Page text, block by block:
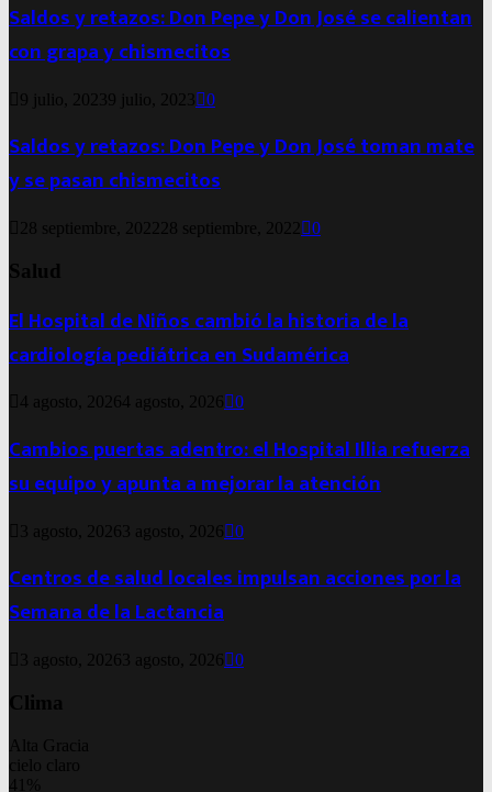
Saldos y retazos: Don Pepe y Don José se calientan
con grapa y chismecitos
9 julio, 20239 julio, 2023 0
Saldos y retazos: Don Pepe y Don José toman mate
y se pasan chismecitos
28 septiembre, 2022 28 septiembre, 2022 0
Salud
El Hospital de Niños cambió la historia de la
cardiología pediátrica en Sudamérica
4 agosto, 20264 agosto, 2026 0
Cambios puertas adentro: el Hospital Illia refuerza
su equipo y apunta a mejorar la atención
3 agosto, 2026 3 agosto, 2026 0
Centros de salud locales impulsan acciones por la
Semana de la Lactancia
3 agosto, 2026 3 agosto, 2026 0
Clima
Alta Gracia
cielo claro
41%